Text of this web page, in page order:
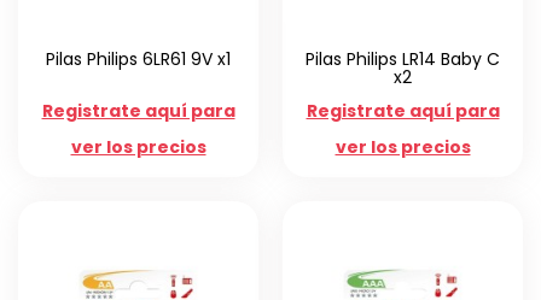
Pilas Philips 6LR61 9V x1
Registrate aquí para
ver los precios
Pilas Philips LR14 Baby C
x2
Registrate aquí para
ver los precios